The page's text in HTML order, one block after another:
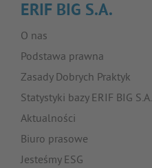
ERIF BIG S.A.
O nas
Podstawa prawna
Zasady Dobrych Praktyk
Statystyki bazy ERIF BIG S.A.
Aktualności
Biuro prasowe
Jesteśmy ESG